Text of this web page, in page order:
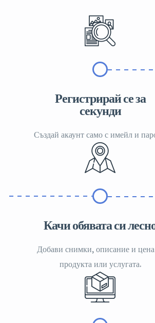
Регистрирай се за
секунди
Създай акаунт само с имейл и
Качи обявата си
Добави снимки, описание и цена
продукта или услугата.